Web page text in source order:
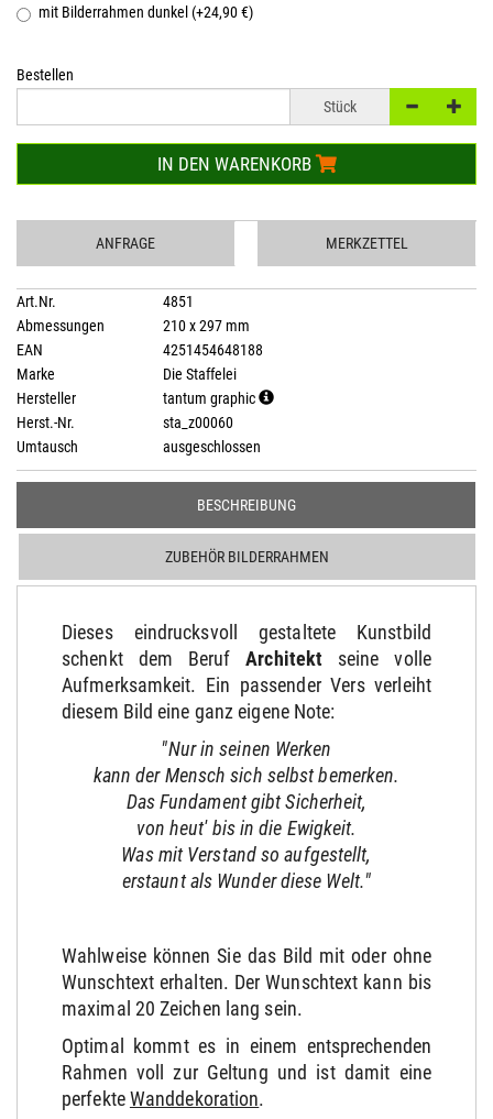
mit Bilderrahmen dunkel (+24,90 €)
Bestellen
Stück
IN DEN WARENKORB
ANFRAGE MERKZETTEL
Art.Nr.
4851
Abmessungen
210 x 297 mm
EAN
4251454648188
Marke
Die Staffelei
Hersteller
tantum graphic
Herst.-Nr.
sta_z00060
Umtausch
ausgeschlossen
BESCHREIBUNG
ZUBEHÖR BILDERRAHMEN
Dieses eindrucksvoll gestaltete Kunstbild
schenkt dem BerufArchitekt seine volle
Aufmerksamkeit. Ein passender Vers verleiht
diesem Bild eine ganz eigene Note:
"Nur in seinen Werken
kann der Mensch sich selbst bemerken.
Das Fundament gibt Sicherheit,
von heut' bis in die Ewigkeit.
Was mit Verstand so aufgestellt,
erstaunt als Wunder diese Welt."
Wahlweise können Sie das Bild mit oder ohne
Wunschtext erhalten. Der Wunschtext kann bis
maximal 20 Zeichen lang sein.
Optimal kommt es in einem entsprechenden
Rahmen voll zur Geltung und ist damit eine
perfekteWanddekoration.